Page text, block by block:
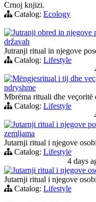
Crnoj knjizi.
Catalog: Ecology
Jutranji obred in njegove
državah
Jutranji ritual in njegove
Catalog: Lifestyle
Mëngjesritual i tij dhe
ndryshme
Mbrëma rituali dhe veçoritë
Catalog: Lifestyle
Jutarnji ritual i njegove
zemljama
Jutarnji ritual i njegove
Catalog: Lifestyle
4 days
Jutarnji ritual i njegove
Jutarnji ritual i njegove
Catalog: Lifestyle